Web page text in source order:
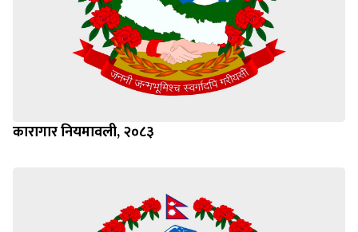
कारागार नियमावली, २०८३